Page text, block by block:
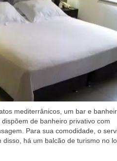
mediterrânicos, um bar e
de banheiro privativo com
Para sua comodidade, o
há um balcão de turismo no